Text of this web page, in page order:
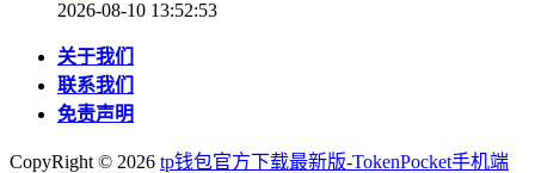
2026-08-10 13:52:53
关于我们
联系我们
免责声明
CopyRight © 2026 tp钱包官方下载最新版-TokenPocket手机端